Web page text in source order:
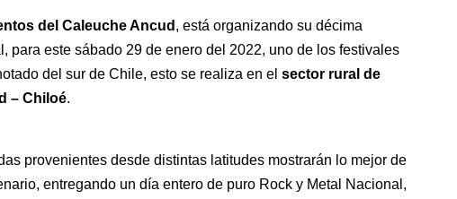
del Caleuche Ancud , está organizando su décima
para este sábado 29 de enero del 2022, uno de los festivales
del sur de Chile, esto se realiza en el sector rural de
– Chiloé.
provenientes desde distintas latitudes mostrarán lo mejor de
entregando un día entero de puro Rock y Metal Nacional,